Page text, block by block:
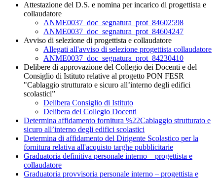
Attestazione del D.S. e nomina per incarico di progettista e
collaudatore
ANME0037_doc_segnatura_prot_84602598
ANME0037_doc_segnatura_prot_84604247
Avviso di selezione di progettista e collaudatore
Allegati all'avviso di selezione progettista collaudatore
ANME0037_doc_segnatura_prot_84230410
Delibere di approvazione del Collegio dei Docenti e del
Consiglio di Istituto relative al progetto PON FESR
"Cablaggio strutturato e sicuro all’interno degli edifici
scolastici”
Delibera Consiglio di Istituto
Delibera del Collegio Docenti
Determina affidamento fornitura %22Cablaggio strutturato e
sicuro all’interno degli edifici scolastici
Determina di affidamento del Dirigente Scolastico per la
fornitura relativa all'acquisto targhe pubblicitarie
Graduatoria definitiva personale interno – progettista e
collaudatore
Graduatoria provvisoria personale interno – progettista e